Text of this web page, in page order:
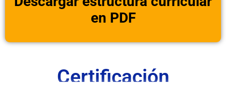
en PDF
Certificación